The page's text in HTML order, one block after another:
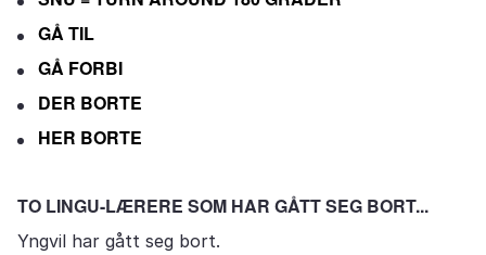
GÅ TIL
GÅ FORBI
DER BORTE
HER BORTE
TO LINGU-LÆRERE SOM HAR GÅTT SEG BORT...
Yngvil har gått seg bort.